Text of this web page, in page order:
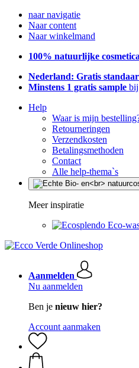
naar navigatie
Naar content
Naar winkelmand
100% natuurlijke cosmetica
Nederland: Gratis
Minstens 1 gratis sample
Help
Waar is mijn
Retourneringen
Verzendkosten
Betalingsmethoden
Contact
Alle help-thema`s
Meer inspiratie
Eco-
Aanmelden
Nu aanmelden
Ben je nieuw hier?
Account aanmaken